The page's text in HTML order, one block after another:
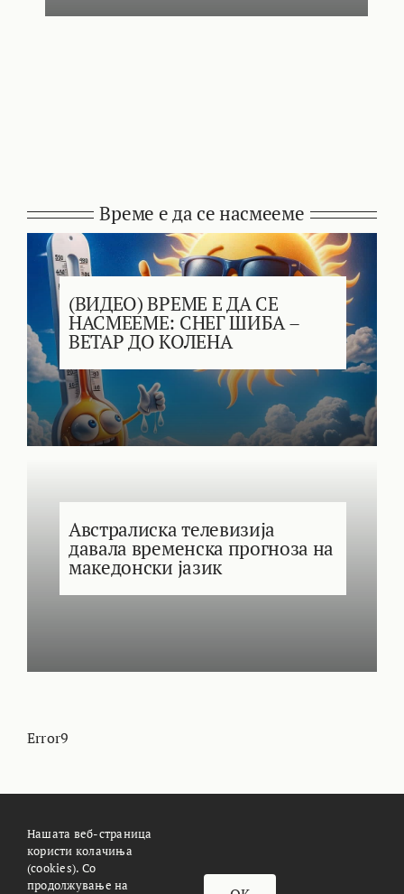
Време е да се насмееме
(ВИДЕО) ВРЕМЕ Е ДА СЕ
НАСМЕЕМЕ: СНЕГ ШИБА –
ВЕТАР ДО КОЛЕНА
Австралиска телевизија
давала временска прогноза на
македонски јазик
Error9
Нашата веб-страница
користи колачиња
(cookies). Со
продолжување на